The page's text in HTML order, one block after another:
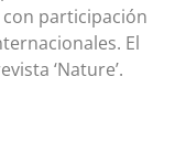
con participación
El
‘Nature’.